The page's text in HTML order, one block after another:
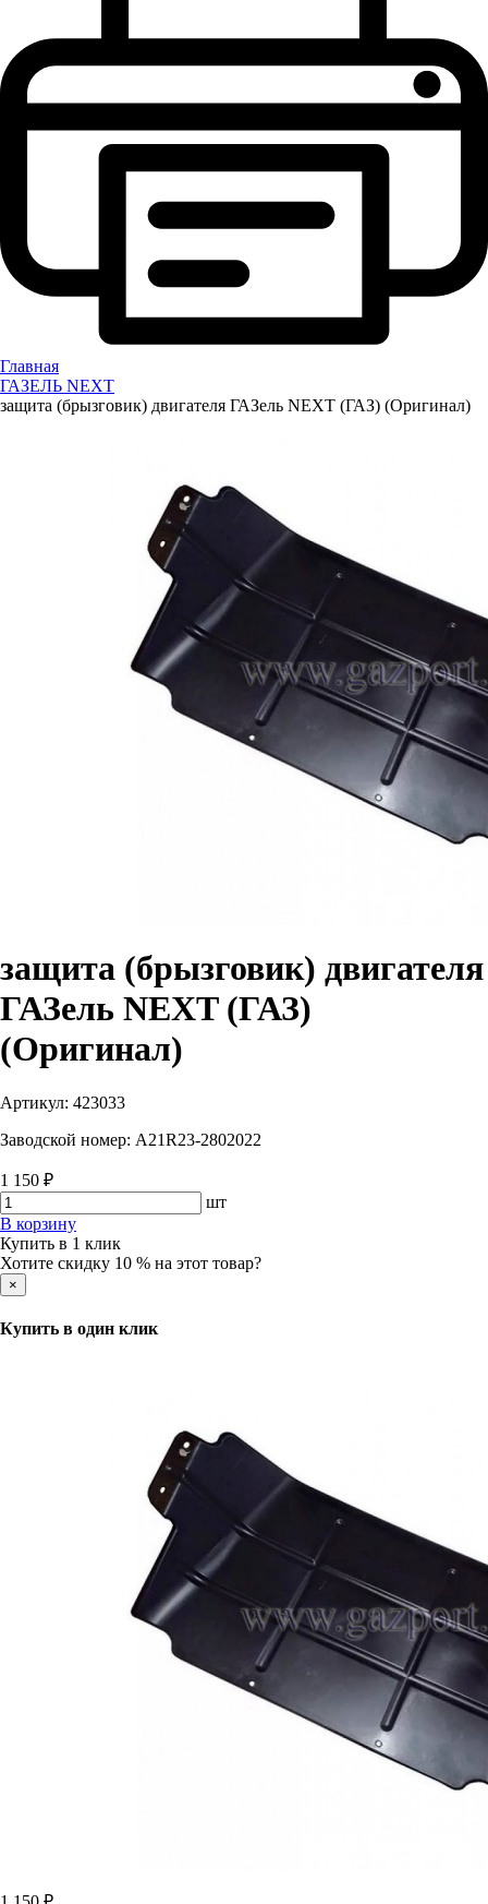
Главная
ГАЗЕЛЬ NEXT
защита (брызговик) двигателя ГАЗель NEXT (ГАЗ) (Оригинал)
защита (брызговик) двигателя
ГАЗель NEXT (ГАЗ)
(Оригинал)
Артикул: 423033
Заводской номер: A21R23-2802022
1 150 ₽
шт
В корзину
Купить в 1 клик
Хотите скидку 10 % на этот товар?
×
Купить в один клик